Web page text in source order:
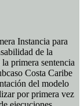
Instancia para
de la
primera sentencia
Costa Caribe
del modelo
por primera vez